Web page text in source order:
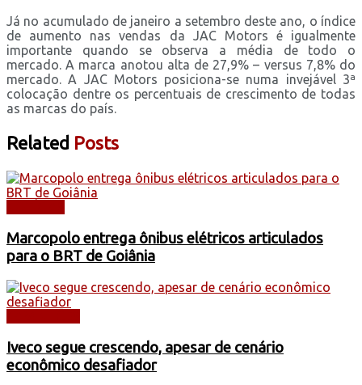
Já no acumulado de janeiro a setembro deste ano, o índice
de aumento nas vendas da JAC Motors é igualmente
importante quando se observa a média de todo o
mercado. A marca anotou alta de 27,9% – versus 7,8% do
mercado. A JAC Motors posiciona-se numa invejável 3ª
colocação dentre os percentuais de crescimento de todas
as marcas do país.
Related Posts
Marcopolo entrega ônibus elétricos articulados
para o BRT de Goiânia
Iveco segue crescendo, apesar de cenário
econômico desafiador